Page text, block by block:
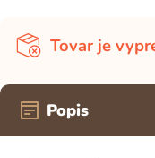
Tovar je
Popis